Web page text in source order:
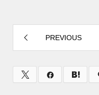
PREVIOUS